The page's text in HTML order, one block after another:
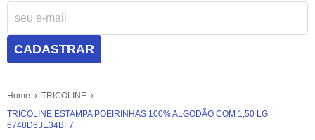
CADASTRAR
Home
TRICOLINE
TRICOLINE ESTAMPA POEIRINHAS 100% ALGODÃO COM 1,50 LG
6748D63E34BF7